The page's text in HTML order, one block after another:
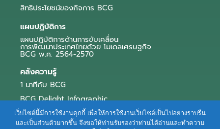
สิทธิประโยชน์ของกิจการ BCG
แผนปฏิบัติการ
แผนปฏิบัติการด้านการขับเคลื่อน
การพัฒนาประเทศไทยด้วย โมเดลเศรษฐกิจ
BCG พ.ศ. 2564-2570
คลังความรู้
1 นาทีกับ BCG
BCG Delight Infographic
สื่อประชาสัมพันธ์
เว็บไซต์นี้มีการใช้งานคุกกี้ เพื่อให้การใช้งานเว็บไซต์เป็นไปอย่างราบรื่น
และเป็นส่วนตัวมากขึ้น จึงขอให้ท่านรับรองว่าท่านได้อ่านและทำความ